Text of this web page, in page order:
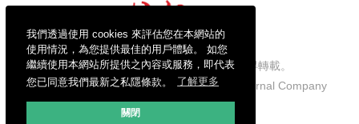
我們透過使用 cookies 來評估您在本網站的
使用情況，為您提供最佳的用戶體驗。 如您
繼續使用本網站所提供之內容或服務，即代表
您已同意我們最新之私隱條款。
了解更多
關閉
信報財經新聞有限公司版權所有，不得轉載。
Copyright © 2026 Hong Kong Economic Journal Company
Limited. All rights reserved.